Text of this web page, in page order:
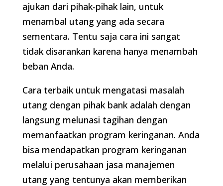
ajukan dari pihak-pihak lain, untuk
menambal utang yang ada secara
sementara. Tentu saja cara ini sangat
tidak disarankan karena hanya menambah
beban Anda.
Cara terbaik untuk mengatasi masalah
utang dengan pihak bank adalah dengan
langsung melunasi tagihan dengan
memanfaatkan program keringanan. Anda
bisa mendapatkan program keringanan
melalui perusahaan jasa manajemen
utang yang tentunya akan memberikan